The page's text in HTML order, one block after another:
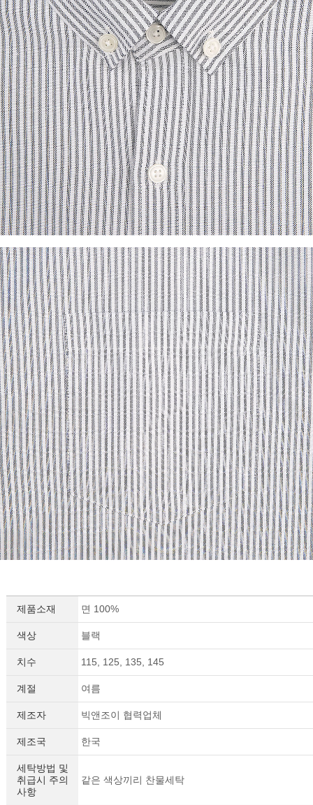
제품소재 면 100%
색상 블랙
치수 115, 125, 135, 145
계절 여름
제조자 빅앤조이 협력업체
제조국 한국
세탁방법 및
취급시 주의
사항
같은 색상끼리 찬물세탁